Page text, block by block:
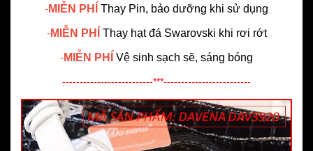
-MIỄN PHÍ Thay Pin, bảo dưỡng khi sử dụng
-MIỄN PHÍ Thay hạt đá Swarovski khi rơi rớt
-MIỄN PHÍ Vệ sinh sạch sẽ, sáng bóng
--------------------------***-------------------------